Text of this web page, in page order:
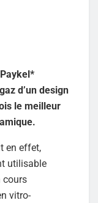
d’un design
le meilleur
en effet,
utilisable
cours
vitro-